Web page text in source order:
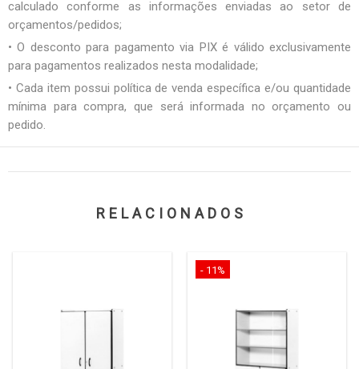
calculado conforme as informações enviadas ao setor de
orçamentos/pedidos;
• O desconto para pagamento via PIX é válido exclusivamente
para pagamentos realizados nesta modalidade;
• Cada item possui política de venda específica e/ou quantidade
mínima para compra, que será informada no orçamento ou
pedido.
RELACIONADOS
- 11%